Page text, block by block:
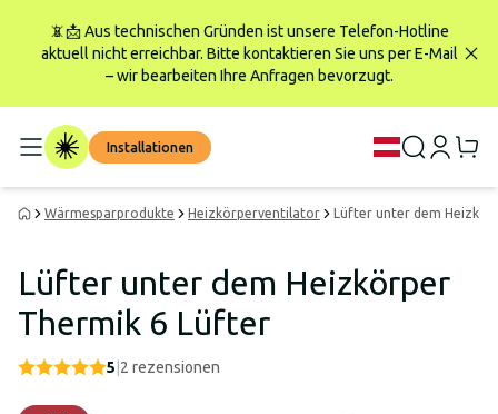
📵📩 Aus technischen Gründen ist unsere Telefon-Hotline
aktuell nicht erreichbar. Bitte kontaktieren Sie uns per E-Mail
– wir bearbeiten Ihre Anfragen bevorzugt.
Installationen
Wärmesparprodukte Heizkörperventilator Lüfter unter dem
Lüfter unter dem Heizkörper
Thermik 6 Lüfter
5 2 rezensionen